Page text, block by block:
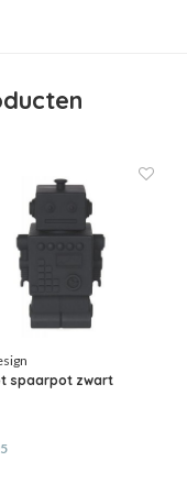
spaarpot zwart